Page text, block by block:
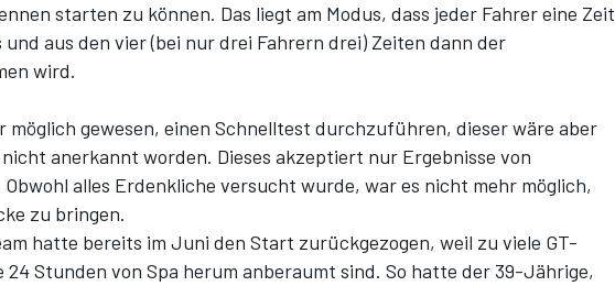
starten zu können. Das liegt am Modus, dass jeder Fahrer eine Zeit
aus den vier (bei nur drei Fahrern drei) Zeiten dann der
wird.
möglich gewesen, einen Schnelltest durchzuführen, dieser wäre aber
anerkannt worden. Dieses akzeptiert nur Ergebnisse von
alles Erdenkliche versucht wurde, war es nicht mehr möglich,
zu bringen.
hatte bereits im Juni den Start zurückgezogen, weil zu viele GT-
24 Stunden von Spa herum anberaumt sind. So hatte der 39-Jährige,